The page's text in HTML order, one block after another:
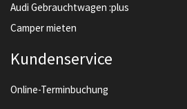
Audi Gebrauchtwagen :plus
Camper mieten
Kundenservice
Online-Terminbuchung